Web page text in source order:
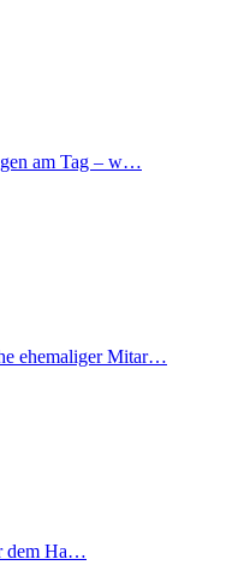
am Tag – w…
ehemaliger Mitar…
dem Ha…